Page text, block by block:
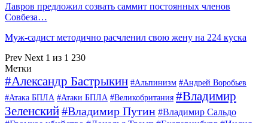
Лавров предложил созвать саммит постоянных членов
Совбеза…
Муж-садист методично расчленил свою жену на 224 куска
Prev Next 1 из 1 230
Метки
#Александр Бастрыкин #Альпинизм #Андрей Воробьев
#Атака БПЛА #Атаки БПЛА #Великобритания #Владимир
Зеленский#Владимир Путин #Владимир Сальдо